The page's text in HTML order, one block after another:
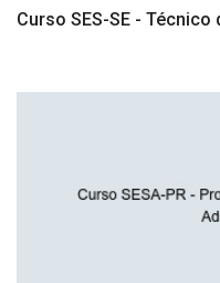
Curso SES-SE - Técnico